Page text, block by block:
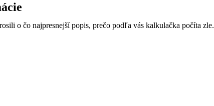
o čo najpresnejší popis, prečo podľa vás kalkulačka počíta zle.